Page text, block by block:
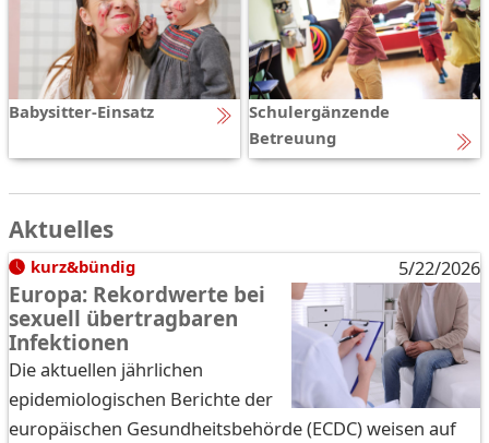
Babysitter-Einsatz
Schulergänzende
Betreuung
Aktuelles
kurz&bündig 5/22/2026
Europa: Rekordwerte bei
sexuell übertragbaren
Infektionen
Die aktuellen jährlichen
epidemiologischen Berichte der
europäischen Gesundheitsbehörde (ECDC) weisen auf